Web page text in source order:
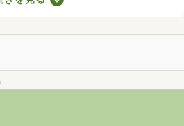
即入居可の物件はクリーニング済み
件から気になる家を見つけてくださ